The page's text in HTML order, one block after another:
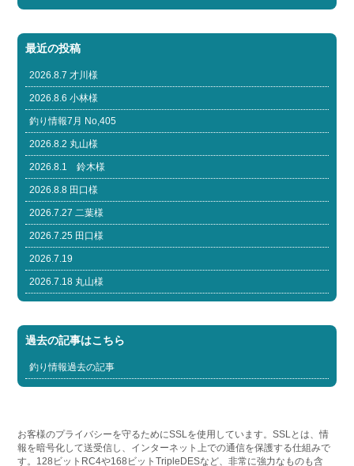
最近の投稿
2026.8.7 才川様
2026.8.6 小林様
釣り情報7月 No,405
2026.8.2 丸山様
2026.8.1 鈴木様
2026.8.8 田口様
2026.7.27 二葉様
2026.7.25 田口様
2026.7.19
2026.7.18 丸山様
過去の記事はこちら
釣り情報過去の記事
お客様のプライバシーを守るためにSSLを使用しています。SSLとは、情
報を暗号化して送受信し、インターネット上での通信を保護する仕組みで
す。128ビットRC4や168ビットTripleDESなど、非常に強力なものも含